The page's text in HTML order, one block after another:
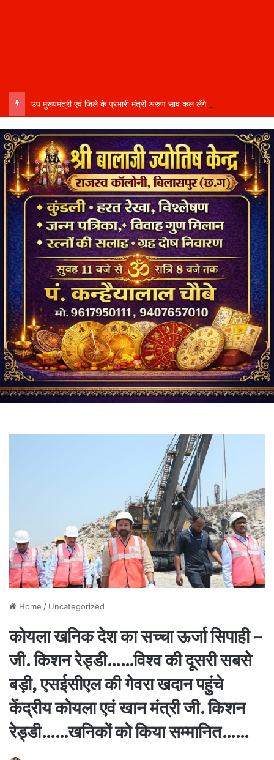
Home / Uncategorized
कोयला खनिक देश का सच्चा ऊर्जा सिपाही –
जी. किशन रेड्डी……विश्व की दूसरी सबसे
बड़ी, एसईसीएल की गेवरा खदान पहुंचे
केंद्रीय कोयला एवं खान मंत्री जी. किशन
रेड्डी……खनिकों को किया सम्मानित……